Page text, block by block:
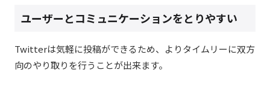
ユーザーとコミュニケーションをとりやすい
Twitterは気軽に投稿ができるため、よりタイムリーに双方
向のやり取りを行うことが出来ます。